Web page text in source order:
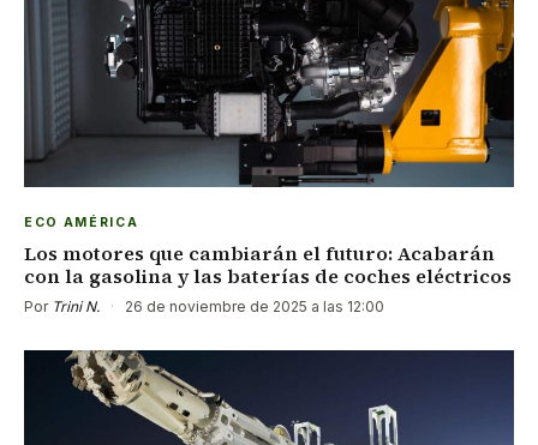
ECO AMÉRICA
Los motores que cambiarán el futuro: Acabarán
con la gasolina y las baterías de coches eléctricos
Por Trini N. · 26 de noviembre de 2025 a las 12:00